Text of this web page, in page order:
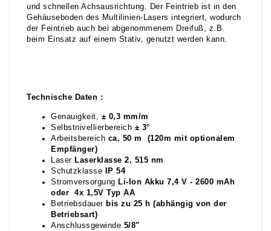
und schnellen Achsausrichtung. Der Feintrieb ist in den
Gehäuseboden des Multilinien-Lasers integriert, wodurch
der Feintrieb auch bei abgenommenem Dreifuß, z.B.
beim Einsatz auf einem Stativ, genutzt werden kann.
Technische Daten :
Genauigkeit, ± 0,3 mm/m
Selbstnivellierbereich ± 3°
Arbeitsbereich ca. 50 m (120m mit optionalem
Empfänger)
Laser Laserklasse 2, 515 nm
Schutzklasse
IP 54
Stromversorgung Li-Ion Akku 7,4 V - 2600 mAh
oder 4x 1,5V Typ AA
Betriebsdauer bis zu 25 h (abhängig von der
Betriebsart)
Anschlussgewinde 5/8"